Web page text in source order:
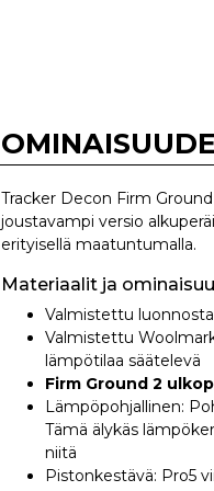
Tracker Decon Firm
joustavampi versio
erityisellä maatuntumalla.
Materiaalit ja
Valmistettu
Valmistettu
lämpötilaa säätelevä
Firm Ground 2
Lämpöpohjallinen:
Tämä älykäs
niitä
Pistonkestävä: Pro5